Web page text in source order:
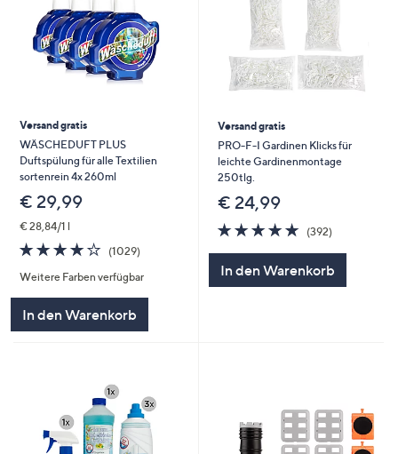
Versand gratis
WÄSCHEDUFT PLUS
Duftspülung für alle Textilien
sortenrein 4x 260ml
€ 29,99
€ 28,84/1 l
3.8
von
5
(1029)
Weitere Farben verfügbar
In den Warenkorb
Versand gratis
PRO-F-I Gardinen Klicks für
leichte Gardinenmontage
250tlg.
€ 24,99
4.7
von
5
(392)
In den Warenkorb